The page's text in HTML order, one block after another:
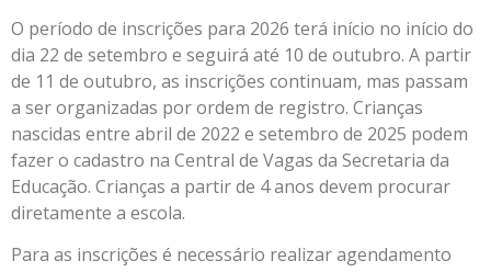
O período de inscrições para 2026 terá início no início do
dia 22 de setembro e seguirá até 10 de outubro. A partir
de 11 de outubro, as inscrições continuam, mas passam
a ser organizadas por ordem de registro. Crianças
nascidas entre abril de 2022 e setembro de 2025 podem
fazer o cadastro na Central de Vagas da Secretaria da
Educação. Crianças a partir de 4 anos devem procurar
diretamente a escola.
Para as inscrições é necessário realizar agendamento